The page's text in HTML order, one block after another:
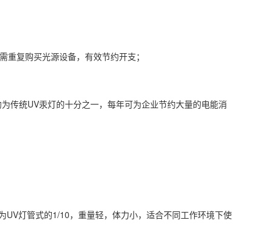
复购买光源设备，有效节约开支；
传统UV汞灯的十分之一，每年可为企业节约大量的电能消
灯管式的1/10，重量轻，体力小，适合不同工作环境下使